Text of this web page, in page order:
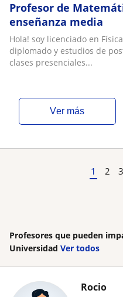
Profesor de
enseñanza media
Hola! soy licenciado en
diplomado y estudios de
clases presenciales...
ver más
1 2 3
Profesores que pueden
Universidad Ver todos
Rocio